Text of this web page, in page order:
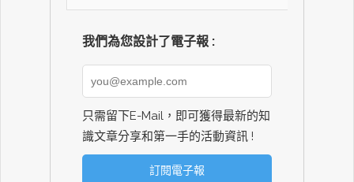
我們為您設計了電子報 :
只需留下E-Mail，即可獲得最新的知
識文章分享和第一手的活動資訊 !